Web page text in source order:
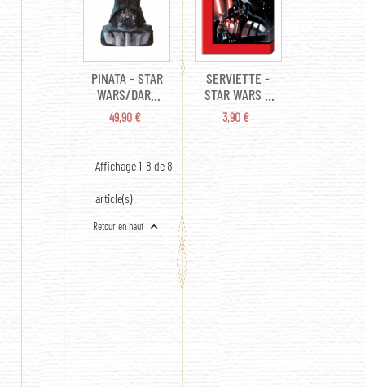
PINATA - STAR
WARS/DARK
VADOR (À
TAPER 60CM)
PRIX
49,90 €
SERVIETTE -
STAR WARS X
20 ( EN
CARTON
PRIX
3,90 €
Affichage 1-8 de 8
article(s)
Retour en haut 